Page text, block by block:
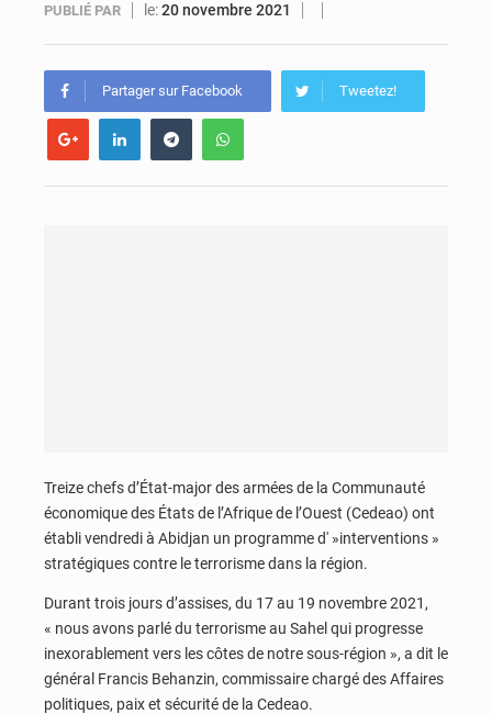
PUBLIÉ PAR le:20 novembre 2021
Partager sur Facebook Tweetez!
Treize chefs d’État-major des armées de la Communauté
économique des États de l’Afrique de l’Ouest (Cedeao) ont
établi vendredi à Abidjan un programme d' »interventions »
stratégiques contre le terrorisme dans la région.
Durant trois jours d’assises, du 17 au 19 novembre 2021,
« nous avons parlé du terrorisme au Sahel qui progresse
inexorablement vers les côtes de notre sous-région », a dit le
général Francis Behanzin, commissaire chargé des Affaires
politiques, paix et sécurité de la Cedeao.